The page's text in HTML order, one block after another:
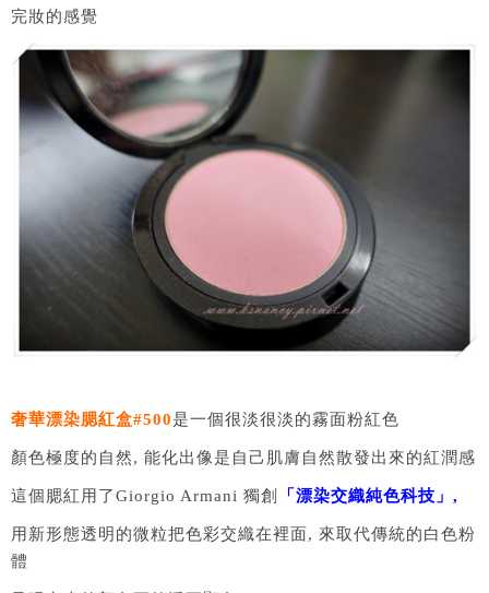
完妝的感覺
奢華漂染腮紅盒#500是一個很淡很淡的霧面粉紅色
顏色極度的自然, 能化出像是自己肌膚自然散發出來的紅潤感
這個腮紅用了Giorgio Armani 獨創 「漂染交織純色科技」,
用新形態透明的微粒把色彩交織在裡面, 來取代傳統的白色粉
體